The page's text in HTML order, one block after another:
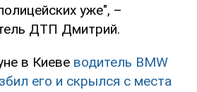
уже", –
ДТП Дмитрий.
в Киеве водитель BMW
его и скрылся с места